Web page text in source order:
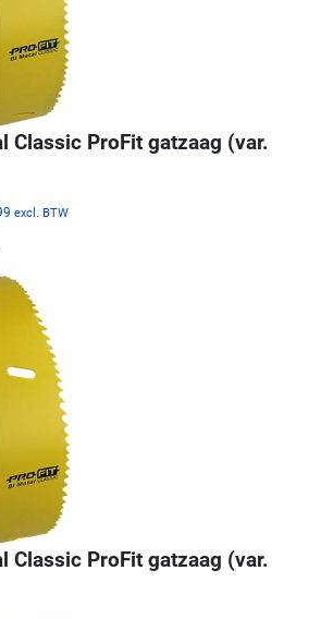
Classic ProFit gatzaag (var.
excl. BTW
Classic ProFit gatzaag (var.